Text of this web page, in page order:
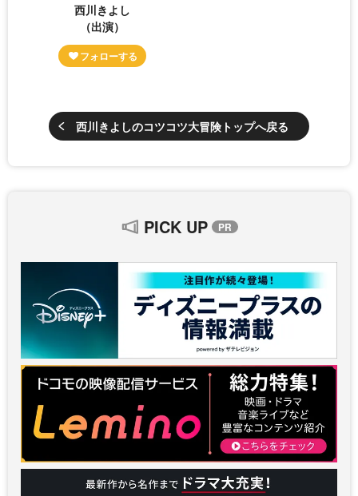
西川きよし
（出演）
西川きよしのコツコツ大冒険トップへ戻る
PICK UP